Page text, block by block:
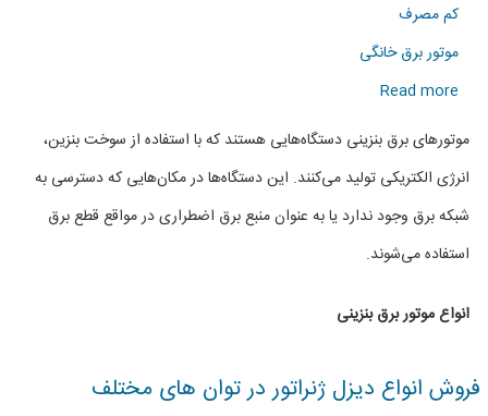
کم مصرف
موتور برق خانگی
Read more
about
فروش
انواع
موتور
برق
در
های
موتورهای برق بنزینی دستگاه‌هایی هستند که با استفاده از سوخت بنزین،
انرژی الکتریکی تولید می‌کنند. این دستگاه‌ها در مکان‌هایی که دسترسی به
شبکه برق وجود ندارد یا به عنوان منبع برق اضطراری در مواقع قطع برق
استفاده می‌شوند.
انواع موتور برق بنزینی
فروش انواع دیزل ژنراتور در توان های مختلف